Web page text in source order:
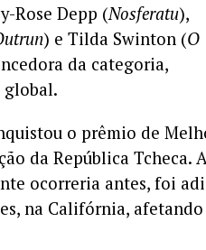
Rose Depp (Nosferatu),
) e Tilda Swinton (O
da categoria,
global.
o prêmio de
da República Tcheca.
ocorreria antes, foi
na Califórnia,